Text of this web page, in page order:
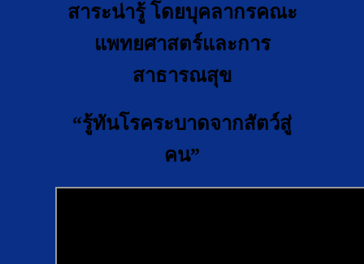
สาระน่ารู้ โดยบุคลากรคณะ
แพทยศาสตร์และการ
สาธารณสุข
“รู้ทันโรคระบาดจากสัตว์สู่
คน”